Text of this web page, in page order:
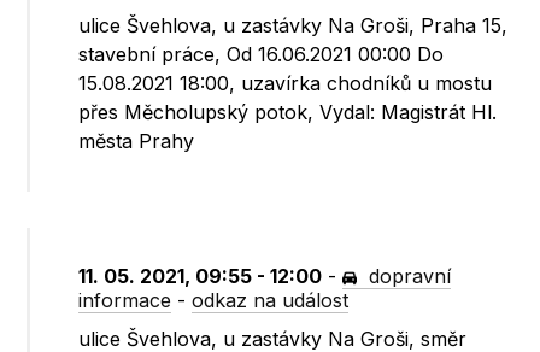
ulice Švehlova, u zastávky Na Groši, Praha 15,
stavební práce, Od 16.06.2021 00:00 Do
15.08.2021 18:00, uzavírka chodníků u mostu
přes Měcholupský potok, Vydal: Magistrát Hl.
města Prahy
11. 05. 2021, 09:55 - 12:00 -
dopravní
informace -odkaz na událost
ulice Švehlova, u zastávky Na Groši, směr